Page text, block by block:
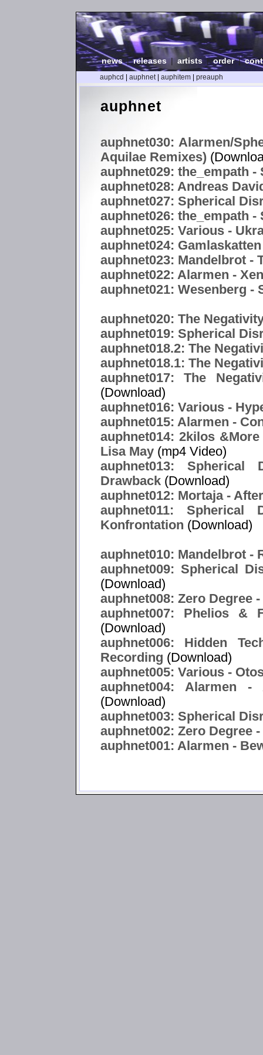
news|releases | artists |order|
auphcd auphnet| auphitem preauph
auphnet
auphnet030: Alarmen/
Aquilae Remixes)
auphnet029: the_empath -
auphnet028: Andreas
auphnet027: Spherical
auphnet026: the_empath -
auphnet025: Various -
auphnet024:
auphnet023: Mandelbrot -
auphnet022: Alarmen -
auphnet021: Wesenberg -
auphnet020: The
auphnet019: Spherical
auphnet018.2: The
auphnet018.1: The
auphnet017: The
(Download)
auphnet016: Various -
auphnet015: Alarmen -
auphnet014: 2kilos
Lisa May (mp4 Video)
auphnet013:
Drawback (Download)
auphnet012: Mortaja -
auphnet011:
Konfrontation (Download)
auphnet010: Mandelbrot -
auphnet009: Spherical
(Download)
auphnet008: Zero Degree
auphnet007: Phelios &
(Download)
auphnet006: Hidden
Recording (Download)
auphnet005: Various -
auphnet004:
(Download)
auphnet003: Spherical
auphnet002: Zero Degree
auphnet001: Alarmen -